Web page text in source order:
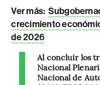
Ver más:
crecimiento
de 2026
Al concluir los
Nacional
Nacional de